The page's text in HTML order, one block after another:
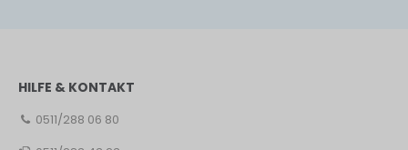
HILFE & KONTAKT
0511/288 06 80